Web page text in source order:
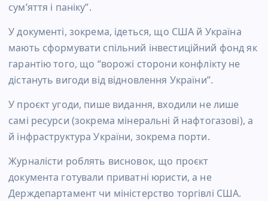
сум’яття і паніку”.
У документі, зокрема, ідеться, що США й Україна
мають сформувати спільний інвестиційний фонд як
гарантію того, що “ворожі сторони конфлікту не
дістануть вигоди від відновлення України”.
У проєкт угоди, пише видання, входили не лише
самі ресурси (зокрема мінеральні й нафтогазові), а
й інфраструктура України, зокрема порти.
Журналісти роблять висновок, що проєкт
документа готували приватні юристи, а не
Держдепартамент чи міністерство торгівлі США.